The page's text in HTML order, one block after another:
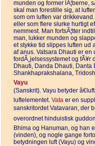
munden og former lÃ¦berne,
skal man forestille sig, at
som om luften var
eller som flere slurke hurtigt
nemmest. Man fortsÃ¦tter
man, lukker munden og
et stykke tid slippes luften ud
af anus. Vatsara Dhauti er
fordÃ¸jelsessystemet og fÃ¥r
Dhauti, Danda Dhauti,
Shankhaprakshalana,
Vayu
(Sanskrit). Vayu betyder
luftelementet. Vata er en
sanskritordet Vatavaran, der
overordnet hinduistisk
Bhima og Hanuman, og han
(vinden), og nogle gange
betydningen luft (Vayu) og